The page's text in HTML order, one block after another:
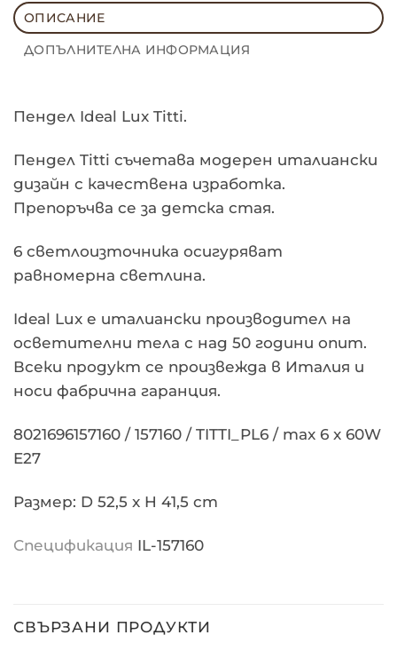
ОПИСАНИЕ
ДОПЪЛНИТЕЛНА ИНФОРМАЦИЯ
Пендел Ideal Lux Titti.
Пендел Titti съчетава модерен италиански
дизайн с качествена изработка.
Препоръчва се за детска стая.
6 светлоизточника осигуряват
равномерна светлина.
Ideal Lux е италиански производител на
осветителни тела с над 50 години опит.
Всеки продукт се произвежда в Италия и
носи фабрична гаранция.
8021696157160 / 157160 / TITTI_PL6 / max 6 x 60W
E27
Размер: D 52,5 x H 41,5 cm
Спецификация IL-157160
СВЪРЗАНИ ПРОДУКТИ